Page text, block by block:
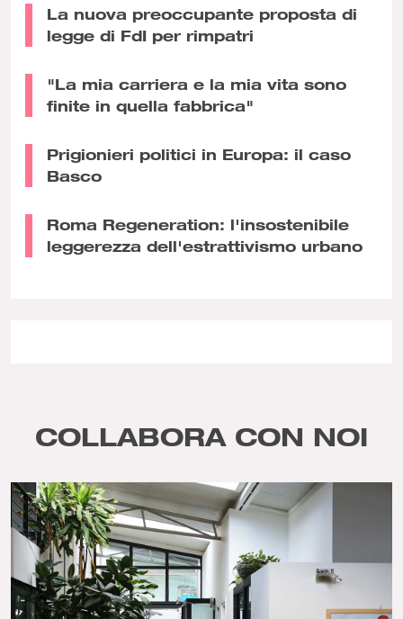
La nuova preoccupante proposta di
legge di FdI per rimpatri
"La mia carriera e la mia vita sono
finite in quella fabbrica"
Prigionieri politici in Europa: il caso
Basco
Roma Regeneration: l'insostenibile
leggerezza dell'estrattivismo urbano
COLLABORA CON NOI